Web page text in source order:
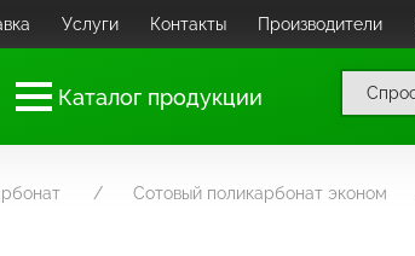
Услуги Контакты Производители
Каталог продукции
Сотовый поликарбонат эконом